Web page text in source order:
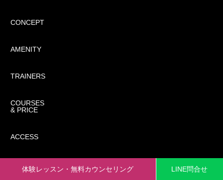
CONCEPT
AMENITY
TRAINERS
COURSES
& PRICE
ACCESS
体験レッスン・無料カウンセリング LINE問合せ